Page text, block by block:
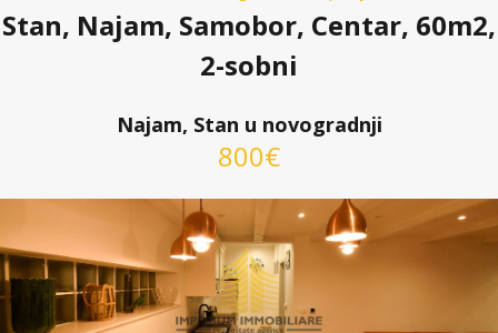
Stan, Najam, Samobor, Centar, 60m2,
2-sobni
Najam, Stan u novogradnji
800€